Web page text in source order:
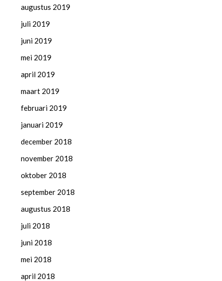
augustus 2019
juli 2019
juni 2019
mei 2019
april 2019
maart 2019
februari 2019
januari 2019
december 2018
november 2018
oktober 2018
september 2018
augustus 2018
juli 2018
juni 2018
mei 2018
april 2018